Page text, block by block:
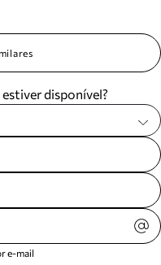
disponível?
e-mail